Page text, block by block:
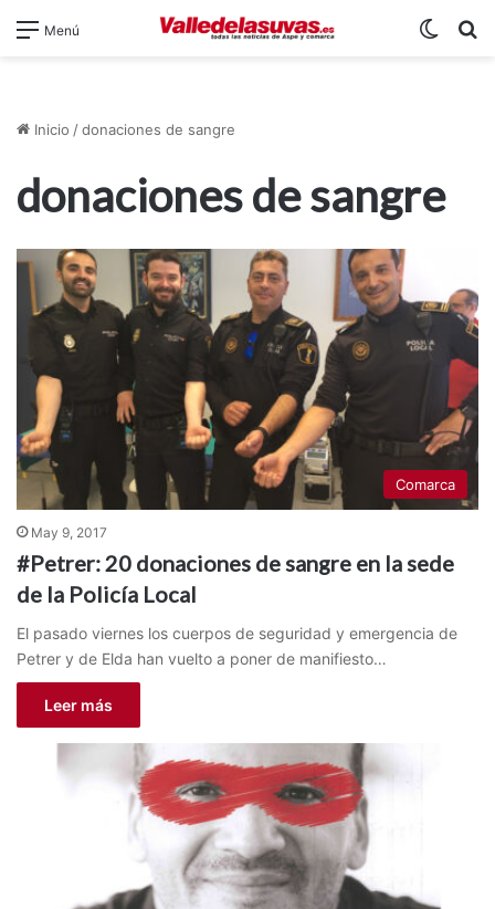
Menú
Inicio /donaciones de sangre
donaciones de sangre
Comarca
May 9, 2017
#Petrer: 20 donaciones de sangre en la sede
de la Policía Local
El pasado viernes los cuerpos de seguridad y emergencia de
Petrer y de Elda han vuelto a poner de manifiesto…
Leer más